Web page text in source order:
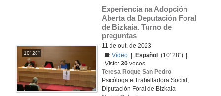
10' 28''
Experiencia na Adopción
Aberta da Deputación Foral
de Bizkaia. Turno de
preguntas
11 de out. de 2023
Vídeo
Español
(10' 28'') |
Visto:30 veces
Teresa Roque San Pedro
Psicóloga e Traballadora Social,
Diputación Foral de Bizkaia